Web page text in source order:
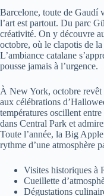
Barcelone, toute de Gaudí
l’art est partout. Du parc
créativité. On y découvre
octobre, où le clapotis de
L’ambiance catalane
pousse jamais à l’urgence.
À New York, octobre revêt
aux célébrations
températures oscillent
dans Central Park et
Toute l’année, la Big
rythme d’une atmosphère
Visites historiques à
Cueillette
Dégustations